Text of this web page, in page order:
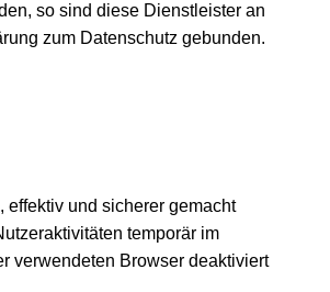
so sind diese Dienstleister an
zum Datenschutz gebunden.
effektiv und sicherer gemacht
temporär im
verwendeten Browser deaktiviert